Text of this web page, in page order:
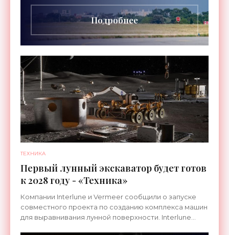
длительностью до 24
Подробнее
ТЕХНИКА
Первый лунный экскаватор будет готов
к 2028 году - «Техника»
Компании Interlune и Vermeer сообщили о запуске
совместного проекта по созданию комплекса машин
для выравнивания лунной поверхности. Interlune